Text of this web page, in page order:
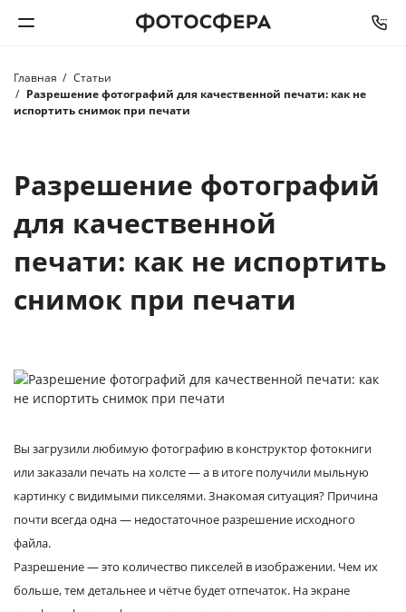
Печать фото
Календари
Интерьерная печать
Полиграфия
Магазин
Главная
Статьи
Разрешение фотографий для качественной печати: как не
испортить снимок при печати
Разрешение фотографий
для качественной
печати: как не испортить
снимок при печати
Вы загрузили любимую фотографию в конструктор фотокниги
или заказали печать на холсте — а в итоге получили мыльную
картинку с видимыми пикселями. Знакомая ситуация? Причина
почти всегда одна — недостаточное разрешение исходного
файла.
Разрешение — это количество пикселей в изображении. Чем их
больше, тем детальнее и чётче будет отпечаток. На экране